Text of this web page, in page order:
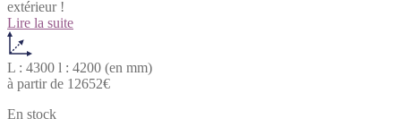
extérieur !
Lire la suite
L : 4300 l : 4200 (en mm)
à partir de 12652€
En stock